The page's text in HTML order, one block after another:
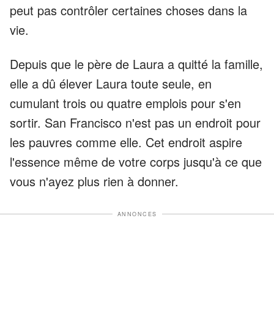
peut pas contrôler certaines choses dans la
vie.
Depuis que le père de Laura a quitté la famille,
elle a dû élever Laura toute seule, en
cumulant trois ou quatre emplois pour s'en
sortir. San Francisco n'est pas un endroit pour
les pauvres comme elle. Cet endroit aspire
l'essence même de votre corps jusqu'à ce que
vous n'ayez plus rien à donner.
ANNONCES